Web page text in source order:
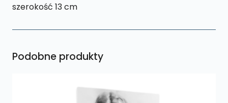
szerokość 13 cm
Podobne produkty